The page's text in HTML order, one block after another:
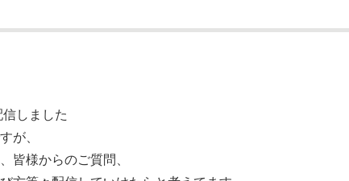
しました
が、
皆様からのご質問、